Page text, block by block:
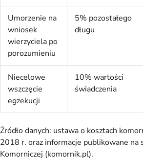
Umorzenie na
wniosek
wierzyciela po
porozumieniu
5% pozostałego
długu
Niecelowe
wszczęcie
egzekucji
10% wartości
świadczenia
Źródło danych: ustawa o kosztach
2018 r. oraz informacje publikowane na
Komorniczej (komornik.pl).